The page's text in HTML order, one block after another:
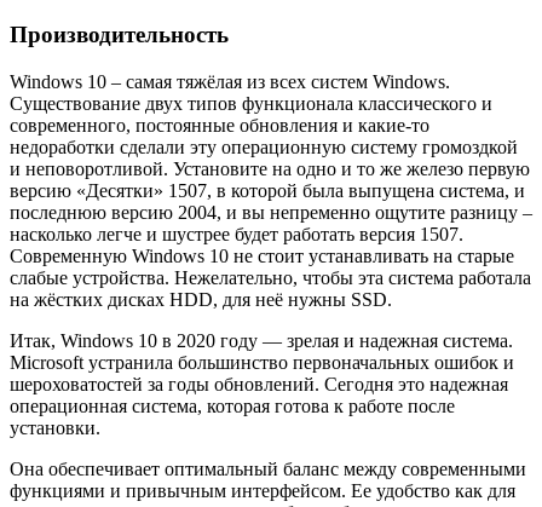
Производительность
Windows 10 – самая тяжёлая из всех систем Windows.
Существование двух типов функционала классического и
современного, постоянные обновления и какие-то
недоработки сделали эту операционную систему громоздкой
и неповоротливой. Установите на одно и то же железо первую
версию «Десятки» 1507, в которой была выпущена система, и
последнюю версию 2004, и вы непременно ощутите разницу –
насколько легче и шустрее будет работать версия 1507.
Современную Windows 10 не стоит устанавливать на старые
слабые устройства. Нежелательно, чтобы эта система работала
на жёстких дисках HDD, для неё нужны SSD.
Итак, Windows 10 в 2020 году — зрелая и надежная система.
Microsoft устранила большинство первоначальных ошибок и
шероховатостей за годы обновлений. Сегодня это надежная
операционная система, которая готова к работе после
установки.
Она обеспечивает оптимальный баланс между современными
функциями и привычным интерфейсом. Ее удобство как для